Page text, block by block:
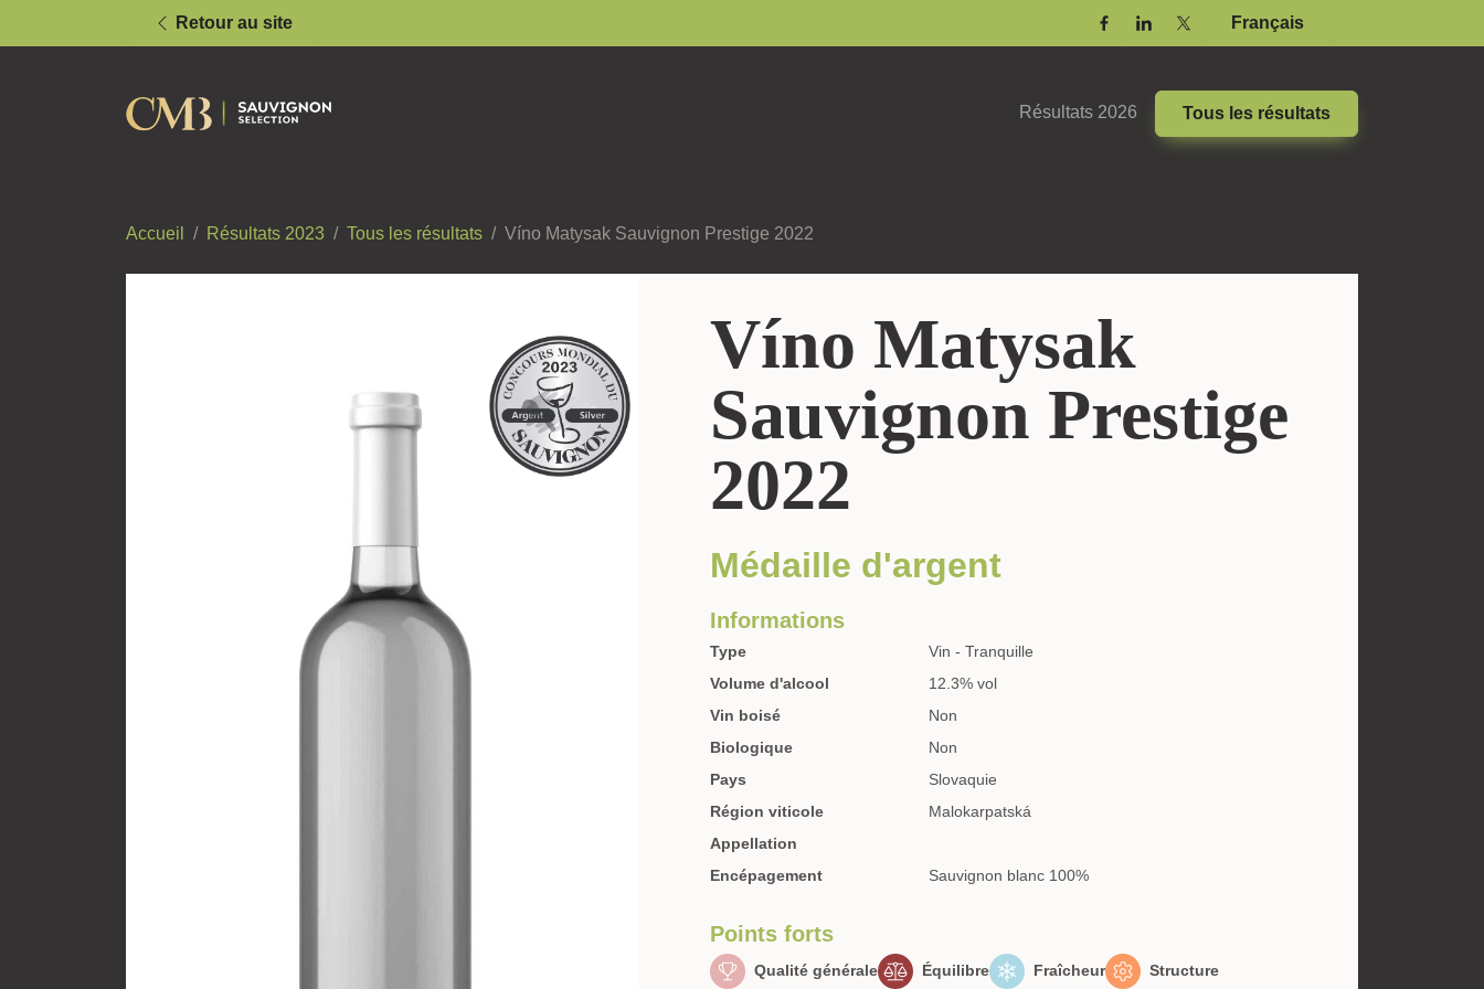
Retour au site
Facebook
LinkedinTwitter / X
Français
Résultats 2026 Tous les résultats
Accueil Résultats 2023 Tous les résultats Víno Matysak Sauvignon Prestige 2022
Víno Matysak
Sauvignon Prestige
2022
Médaille d'argent
Informations
Type
Vin - Tranquille
Volume d'alcool
12.3% vol
Vin boisé
Non
Biologique
Non
Pays
Slovaquie
Région viticole
Malokarpatská
Appellation
Encépagement
Sauvignon blanc 100%
Points forts
Qualité générale Équilibre Fraîcheur Structure